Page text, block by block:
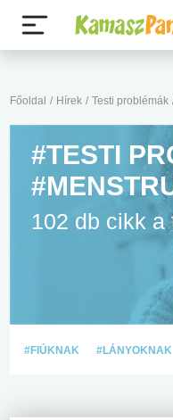
Főoldal / Hírek / Testi problémák
#TESTI
102 db cikk a
#FIÚKNAK #LÁNYOKNAK